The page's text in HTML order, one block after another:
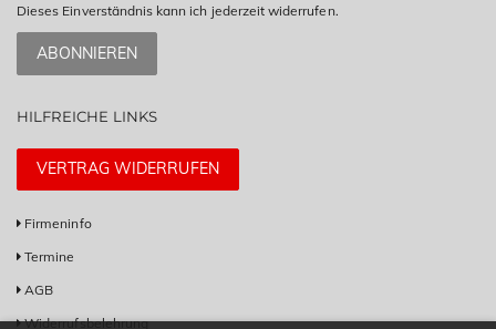
Dieses Einverständnis kann ich jederzeit widerrufen.
ABONNIEREN
HILFREICHE LINKS
VERTRAG WIDERRUFEN
Firmeninfo
Termine
AGB
Widerrufsbelehrung